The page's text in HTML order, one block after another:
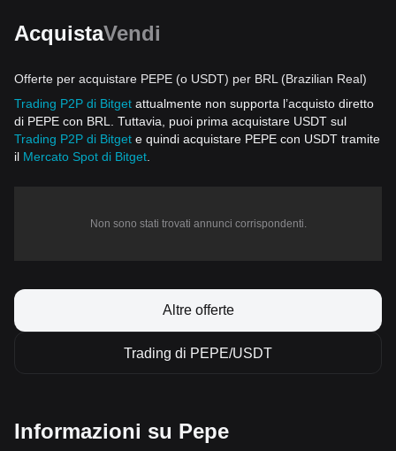
AcquistaVendi
Offerte per acquistare PEPE (o USDT) per BRL (Brazilian Real)
Trading P2P di Bitget attualmente non supporta l’acquisto diretto
di PEPE con BRL. Tuttavia, puoi prima acquistare USDT sul
Trading P2P di Bitget e quindi acquistare PEPE con USDT tramite
il Mercato Spot di Bitget
Non sono stati trovati annunci corrispondenti.
Altre offerte
Trading di PEPE/USDT
Informazioni su Pepe